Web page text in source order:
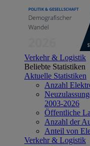
Verkehr & Logistik
Beliebte Statistiken
Aktuelle Statistiken
Anzahl
2003-2026
Öffentliche
Anzahl der
Anteil von
Verkehr & Logistik